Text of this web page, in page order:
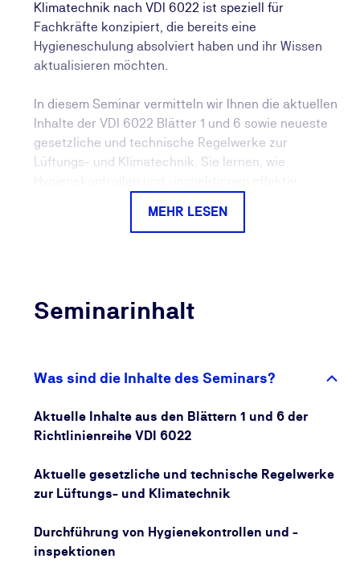
Klimatechnik nach VDI 6022 ist speziell für
Fachkräfte konzipiert, die bereits eine
Hygieneschulung absolviert haben und ihr Wissen
aktualisieren möchten.
In diesem Seminar vermitteln wir Ihnen die aktuellen
Inhalte der VDI 6022 Blätter 1 und 6 sowie neueste
gesetzliche und technische Regelwerke zur
Lüftungs- und Klimatechnik. Sie lernen, wie
Reinigungsverfahren sich in der Praxis bewährt
Mit diesem Seminar stellen Sie sicher, dass Ihr
werden.
MEHR LESEN
Seminarinhalt
Was sind die Inhalte des Seminars?
Aktuelle Inhalte aus den Blättern 1 und 6 der
Richtlinienreihe VDI 6022
Aktuelle gesetzliche und technische Regelwerke
zur Lüftungs- und Klimatechnik
Durchführung von Hygienekontrollen und -
inspektionen